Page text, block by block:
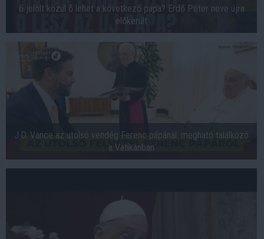
6 jelölt közül ő lehet a következő pápa? Erdő Péter neve újra
előkerült
J.D. Vance az utolsó vendég Ferenc pápánál: megható találkozó
a Vatikánban